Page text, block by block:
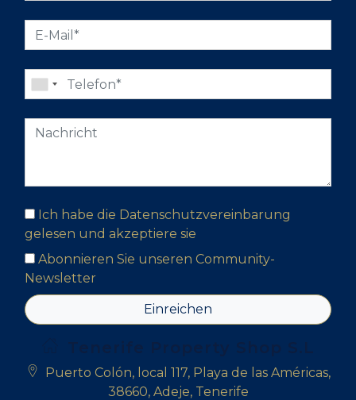
Ich habe die Datenschutzvereinbarung
gelesen und akzeptiere sie
Abonnieren Sie unseren Community-
Newsletter
Einreichen
Puerto Colón, local 117, Playa de las Américas,
38660, Adeje, Tenerife